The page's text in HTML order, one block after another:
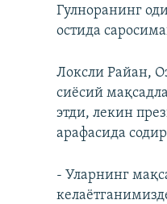
Гулноранинг
остида
Локсли Райан,
сиёсий
этди, лекин
арафасида
- Уларнинг